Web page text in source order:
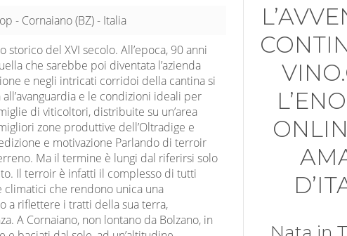
- Cornaiano (BZ) - Italia
storico del XVI secolo. All’epoca, 90 anni
che sarebbe poi diventata l’azienda
e negli intricati corridoi della cantina si
e le condizioni ideali per
di viticoltori, distribuite su un’area
zone produttive dell’Oltradige e
e motivazione Parlando di terroir
Ma il termine è lungi dal riferirsi solo
Il terroir è infatti il complesso di tutti
climatici che rendono unica una
a riflettere i tratti della sua terra,
A Cornaiano, non lontano da Bolzano, in